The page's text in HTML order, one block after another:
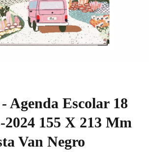
Agenda Escolar 18
2024 155 X 213 Mm
Van Negro